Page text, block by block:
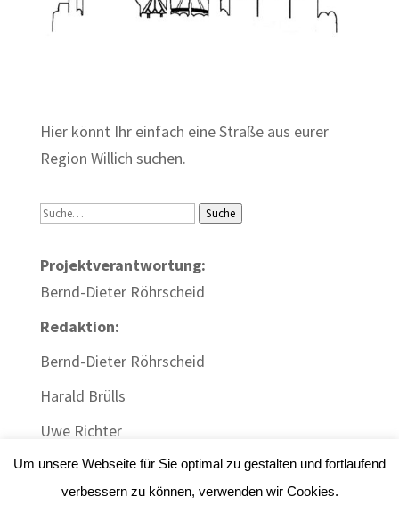
Hier könnt Ihr einfach eine Straße aus eurer
Region Willich suchen.
Suche Suche
Projektverantwortung:
Bernd-Dieter Röhrscheid
Redaktion:
Bernd-Dieter Röhrscheid
Harald Brülls
Uwe Richter
Um unsere Webseite für Sie optimal zu gestalten und fortlaufend
verbessern zu können, verwenden wir Cookies.